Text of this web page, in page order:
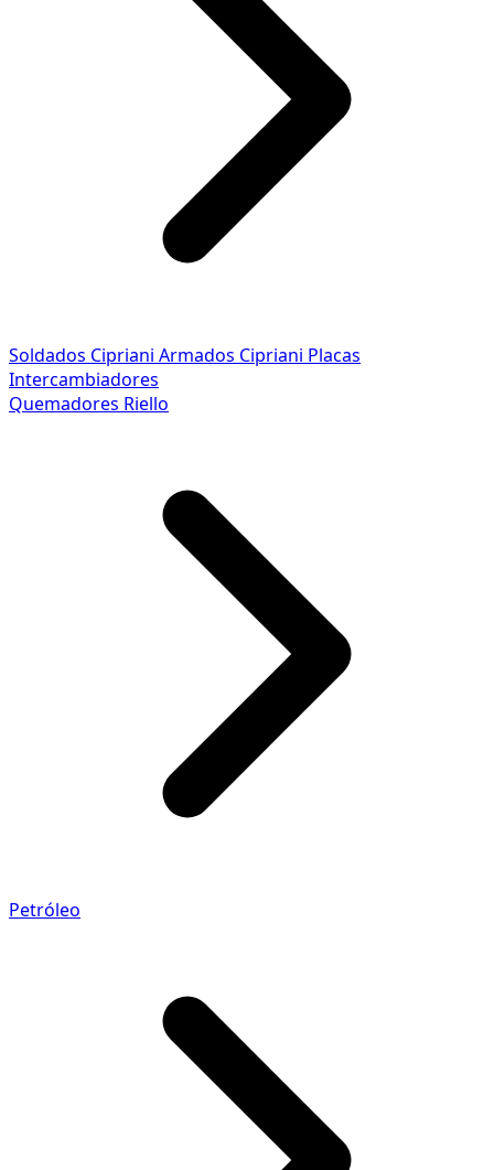
Soldados Cipriani Armados Cipriani Placas
Intercambiadores
Quemadores Riello
Petróleo